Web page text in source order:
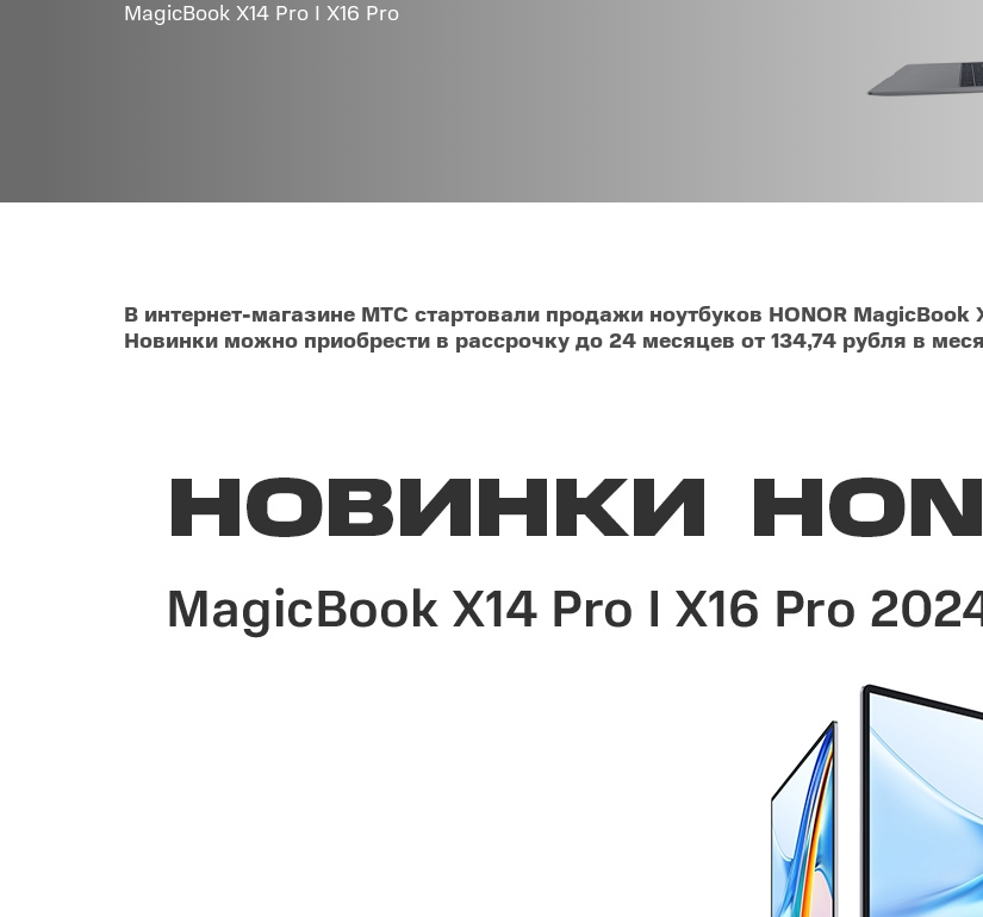
POCO C
TCL 50
Товары для дома
Интернет для дома
Cертификаты
Популярное
MagicBook X14 Pro I X16 Pro
В интернет-магазине МТС стартовали продажи ноутбуков HONOR
Новинки можно приобрести в рассрочку до 24 месяцев от 134,74 рубля в